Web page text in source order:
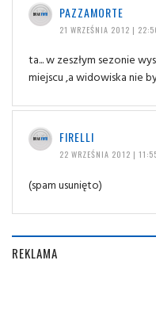
PAZZAMORTE
21 WRZEŚNIA 2012 |
ta... w zeszłym sezonie
miejscu ,a widowiska nie
FIRELLI
22 WRZEŚNIA 2012 |
(spam usunięto)
REKLAMA